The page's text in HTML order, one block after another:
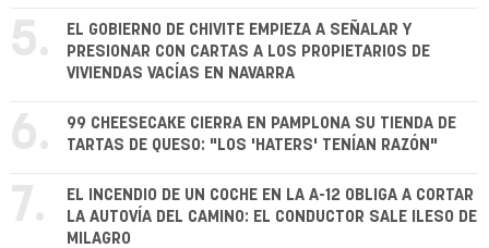
5.
EL GOBIERNO DE CHIVITE EMPIEZA A SEÑALAR Y
PRESIONAR CON CARTAS A LOS PROPIETARIOS DE
VIVIENDAS VACÍAS EN NAVARRA
6.
99 CHEESECAKE CIERRA EN PAMPLONA SU TIENDA DE
TARTAS DE QUESO: "LOS 'HATERS' TENÍAN RAZÓN"
7.
EL INCENDIO DE UN COCHE EN LA A-12 OBLIGA A CORTAR
LA AUTOVÍA DEL CAMINO: EL CONDUCTOR SALE ILESO DE
MILAGRO